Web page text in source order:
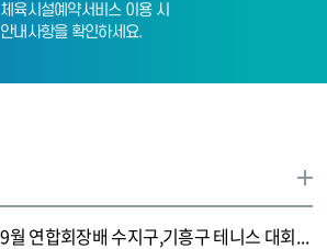
체육시설예약서비스 이용 시
안내사항을 확인하세요.
[공지] 9월 연합회장배 수지구,기흥구 테니스 대회 안내